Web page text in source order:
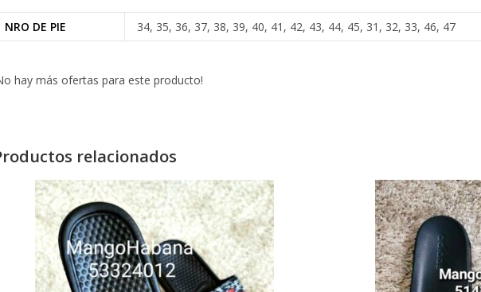
NRO DE PIE 34, 35, 36, 37, 38, 39, 40, 41, 42, 43, 44, 45, 31, 32, 33, 46, 47
hay más ofertas para este producto!
relacionados